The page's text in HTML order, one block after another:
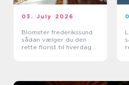
03. July 2026
Blomster frederikssund
sådan vælger du den
rette florist til hverdag